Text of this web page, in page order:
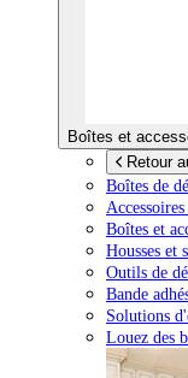
Boîtes et
Retour
Boîtes de
Boîtes et
Housses et
Outils de
Bande
Solutions
Louez des